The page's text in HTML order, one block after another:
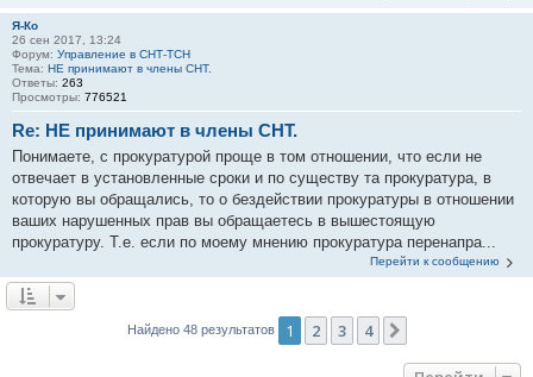
Я-Ко
26 сен 2017, 13:24
Форум: Управление в СНТ-ТСН
Тема: НЕ принимают в члены СНТ.
Ответы: 263
Просмотры: 776521
Re: НЕ принимают в члены СНТ.
Понимаете, с прокуратурой проще в том отношении, что если не
отвечает в установленные сроки и по существу та прокуратура, в
которую вы обращались, то о бездействии прокуратуры в отношении
ваших нарушенных прав вы обращаетесь в вышестоящую
прокуратуру. Т.е. если по моему мнению прокуратура перенапра...
Перейти к сообщению
Найдено 48 результатов 1 2 3 4